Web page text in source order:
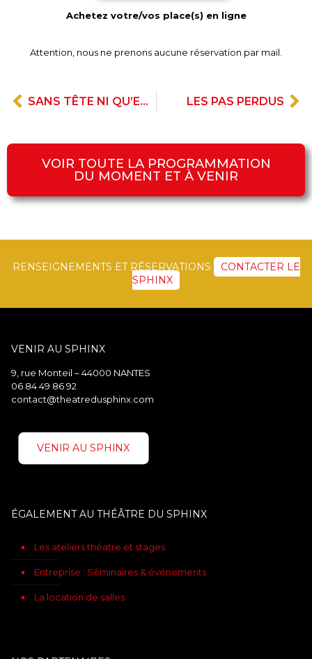
Achetez votre/vos place(s) en ligne
Attention, nous ne prenons aucune réservation par mail.
SANS TÊTE NI QU’EUX LES PAS PERDUS
VOIR TOUTE LA PROGRAMMATION
DU MOMENT ET À VENIR
RENSEIGNEMENTS ET RÉSERVATIONS
CONTACTER LE
SPHINX
VENIR AU SPHINX
9, rue Monteil – 44000 NANTES
06 84 49 86 92
contact@theatredusphinx.com
VENIR AU SPHINX
ÉGALEMENT AU THÉÂTRE DU SPHINX
Les ateliers théatre et stages
Entreprise : Séminaires & événements
La location de salles